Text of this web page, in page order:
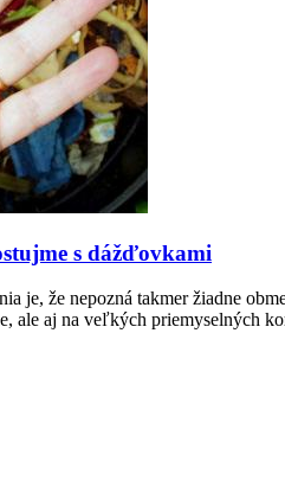
s dážďovkami
je, že nepozná takmer žiadne
ale aj na veľkých priemyselných